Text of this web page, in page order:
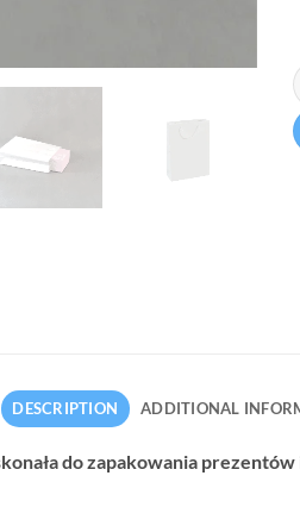
DESCRIPTION ADDITIONAL
do zapakowania